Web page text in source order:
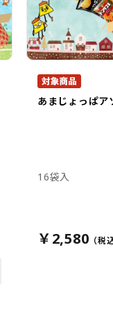
あまじょっぱア
16袋入
￥2,580